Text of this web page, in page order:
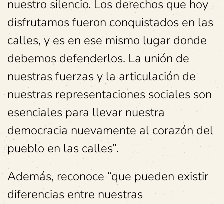
nuestro silencio. Los derechos que hoy
disfrutamos fueron conquistados en las
calles, y es en ese mismo lugar donde
debemos defenderlos. La unión de
nuestras fuerzas y la articulación de
nuestras representaciones sociales son
esenciales para llevar nuestra
democracia nuevamente al corazón del
pueblo en las calles”.
Además, reconoce “que pueden existir
diferencias entre nuestras